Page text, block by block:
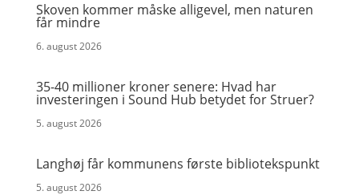
Skoven kommer måske alligevel, men naturen
får mindre
6. august 2026
35-40 millioner kroner senere: Hvad har
investeringen i Sound Hub betydet for Struer?
5. august 2026
Langhøj får kommunens første bibliotekspunkt
5. august 2026